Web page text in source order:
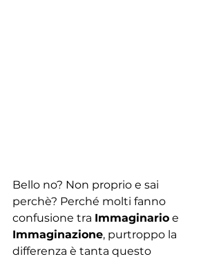
Bello no? Non proprio e sai
perchè? Perché molti fanno
confusione tra Immaginario e
Immaginazione, purtroppo la
differenza è tanta questo